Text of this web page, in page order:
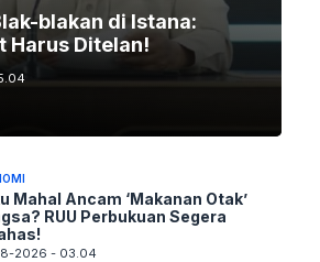
blakan di Istana:
Harus Ditelan!
Mahal Ancam ‘Makanan Otak’
RUU Perbukuan Segera
2026 - 03.04